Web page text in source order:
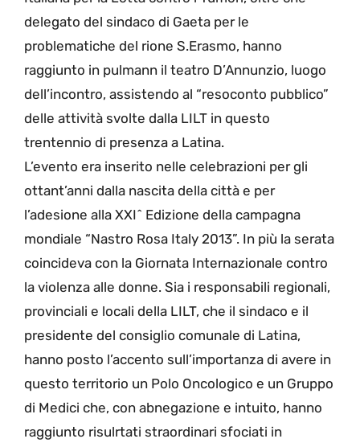
delegato del sindaco di Gaeta per le
problematiche del rione S.Erasmo, hanno
raggiunto in pulmann il teatro D’Annunzio, luogo
dell’incontro, assistendo al “resoconto pubblico”
delle attività svolte dalla LILT in questo
trentennio di presenza a Latina.
L’evento era inserito nelle celebrazioni per gli
ottant’anni dalla nascita della città e per
l’adesione alla XXI^ Edizione della campagna
mondiale “Nastro Rosa Italy 2013”. In più la serata
coincideva con la Giornata Internazionale contro
la violenza alle donne. Sia i responsabili regionali,
provinciali e locali della LILT, che il sindaco e il
presidente del consiglio comunale di Latina,
hanno posto l’accento sull’importanza di avere in
questo territorio un Polo Oncologico e un Gruppo
di Medici che, con abnegazione e intuito, hanno
raggiunto risulrtati straordinari sfociati in